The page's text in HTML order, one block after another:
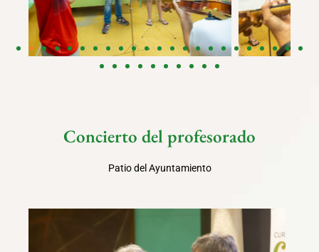
Concierto del profesorado
Patio del Ayuntamiento